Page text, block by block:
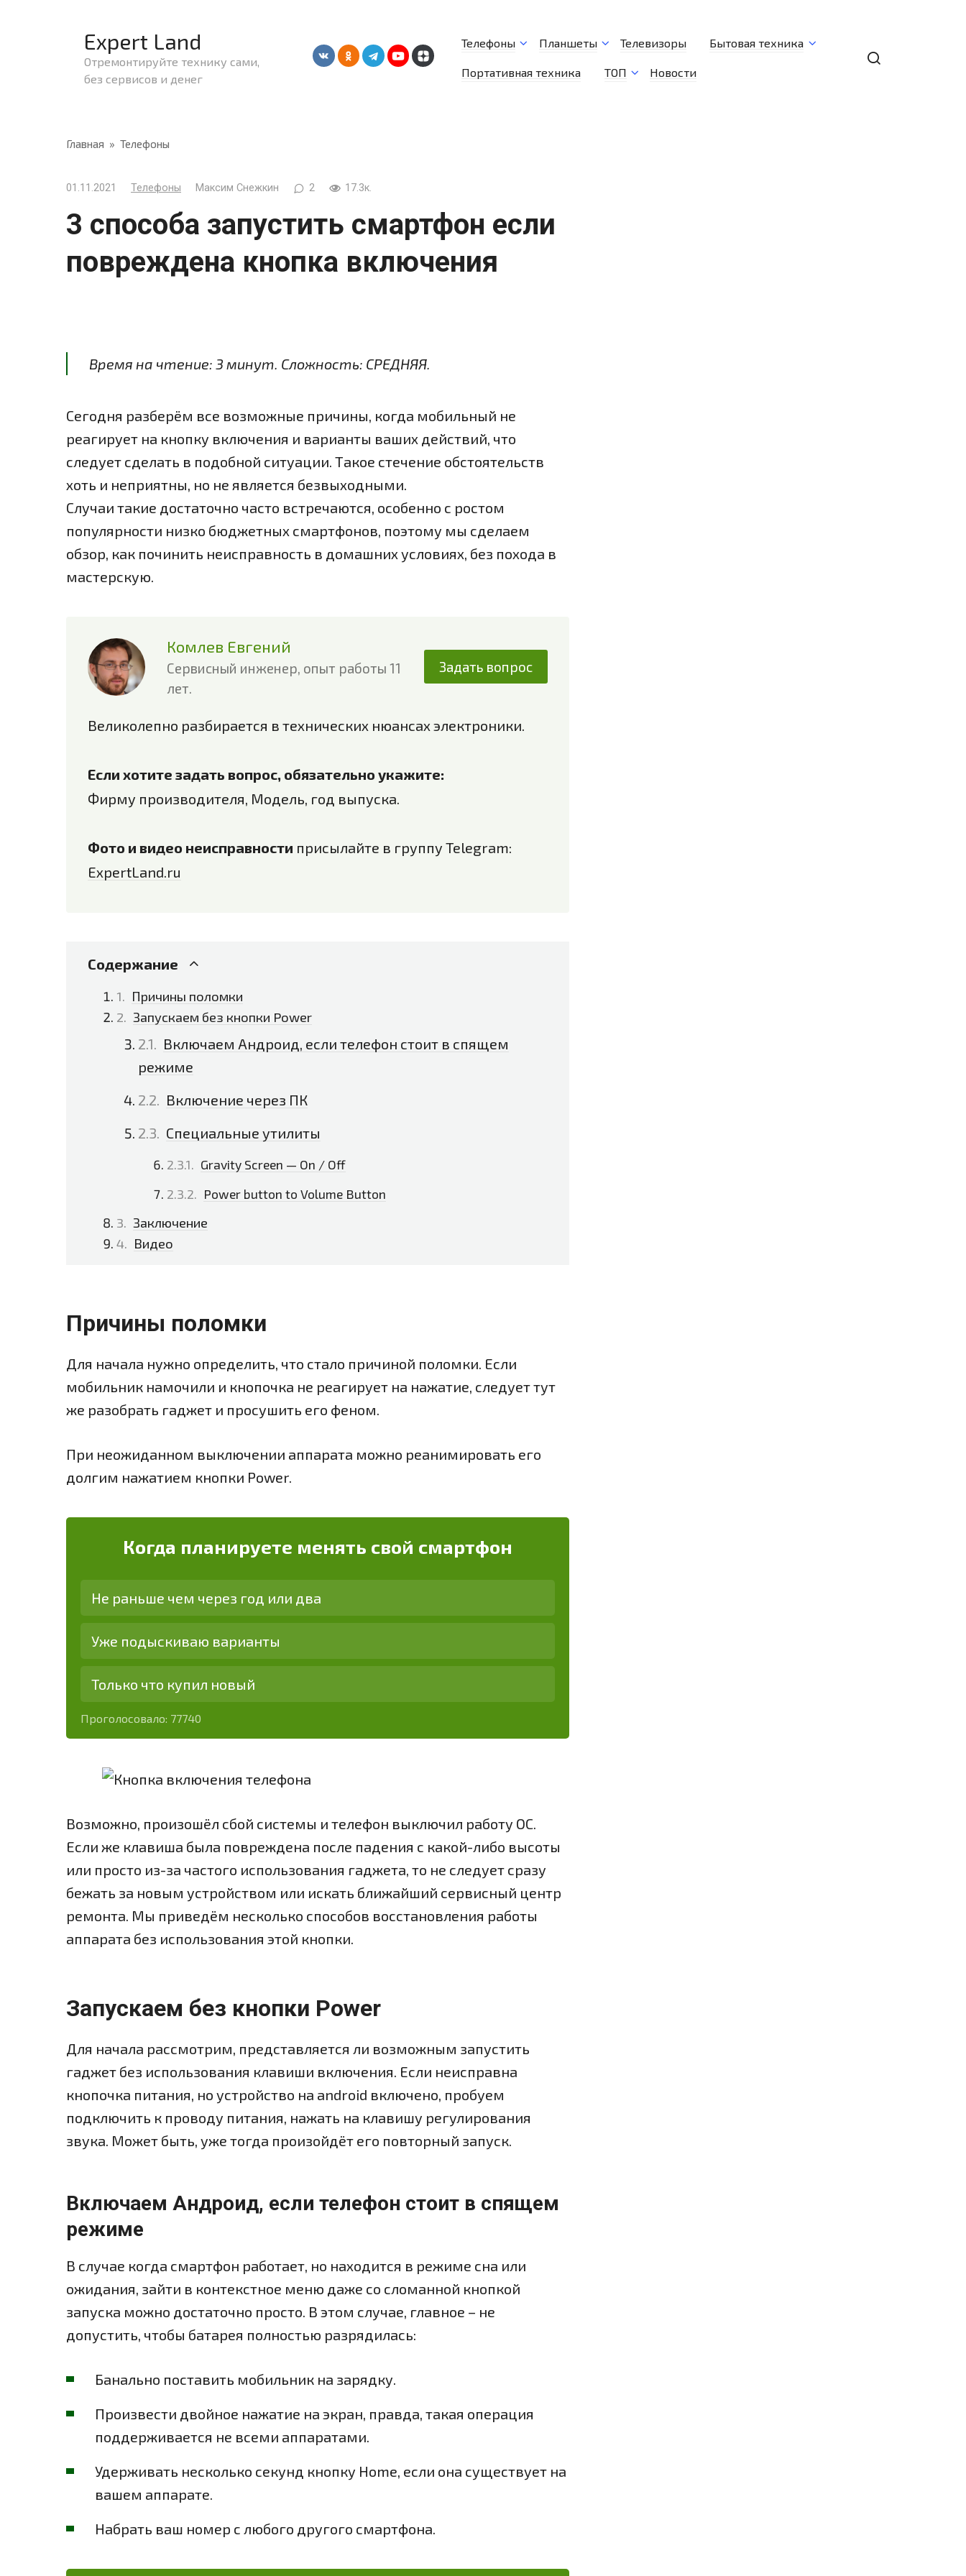
Expert Land
Отремонтируйте технику сами,
без сервисов и денег
Телефоны Планшеты Телевизоры Бытовая техника
Портативная техника ТОП Новости
Главная » Телефоны
01.11.2021 Телефоны Максим Снежкин 2 17.3к.
3 способа запустить смартфон если
повреждена кнопка включения
Время на чтение: 3 минут. Сложность: СРЕДНЯЯ.
Сегодня разберём все возможные причины, когда мобильный не
реагирует на кнопку включения и варианты ваших действий, что
следует сделать в подобной ситуации. Такое стечение обстоятельств
хоть и неприятны, но не является безвыходными.
Случаи такие достаточно часто встречаются, особенно с ростом
популярности низко бюджетных смартфонов, поэтому мы сделаем
обзор, как починить неисправность в домашних условиях, без похода в
мастерскую.
Комлев Евгений
Сервисный инженер, опыт работы 11
лет.
Задать вопрос
Великолепно разбирается в технических нюансах электроники.
Если хотите задать вопрос, обязательно укажите:
Фирму производителя, Модель, год выпуска.
Фото и видео неисправности присылайте в группу Telegram:
ExpertLand.ru
Содержание
Причины поломки
Запускаем без кнопки Power
Включаем Андроид, если телефон стоит в спящем
режиме
Включение через ПК
Специальные утилиты
Gravity Screen — On / Off
Power button to Volume Button
Заключение
Видео
Причины поломки
Для начала нужно определить, что стало причиной поломки. Если
мобильник намочили и кнопочка не реагирует на нажатие, следует тут
же разобрать гаджет и просушить его феном.
При неожиданном выключении аппарата можно реанимировать его
долгим нажатием кнопки Power.
Когда планируете менять свой смартфон
Не раньше чем через год или два
Уже подыскиваю варианты
Только что купил новый
Проголосовало: 77740
Возможно, произошёл сбой системы и телефон выключил работу ОС.
Если же клавиша была повреждена после падения с какой-либо высоты
или просто из-за частого использования гаджета, то не следует сразу
бежать за новым устройством или искать ближайший сервисный центр
ремонта. Мы приведём несколько способов восстановления работы
аппарата без использования этой кнопки.
Запускаем без кнопки Power
Для начала рассмотрим, представляется ли возможным запустить
гаджет без использования клавиши включения. Если неисправна
кнопочка питания, но устройство на android включено, пробуем
подключить к проводу питания, нажать на клавишу регулирования
звука. Может быть, уже тогда произойдёт его повторный запуск.
Включаем Андроид, если телефон стоит в спящем
режиме
В случае когда смартфон работает, но находится в режиме сна или
ожидания, зайти в контекстное меню даже со сломанной кнопкой
запуска можно достаточно просто. В этом случае, главное – не
допустить, чтобы батарея полностью разрядилась:
Банально поставить мобильник на зарядку.
Произвести двойное нажатие на экран, правда, такая операция
поддерживается не всеми аппаратами.
Удерживать несколько секунд кнопку Home, если она существует на
вашем аппарате.
Набрать ваш номер с любого другого смартфона.